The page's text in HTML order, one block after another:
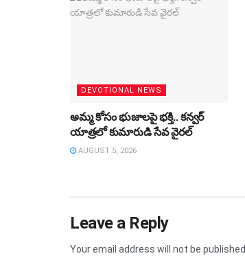
DEVOTIONAL NEWS
అమ్మ కోసం భుజాలపై భక్తి.. కన్వర్‌
యాత్రలో కుమారుడి సేవ వైరల్
AUGUST 5, 2026
Leave a Reply
Your email address will not be published.